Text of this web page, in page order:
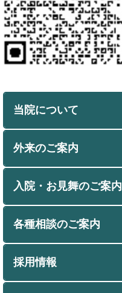
当院について
外来のご案内
入院・お見舞のご案内
各種相談のご案内
採用情報